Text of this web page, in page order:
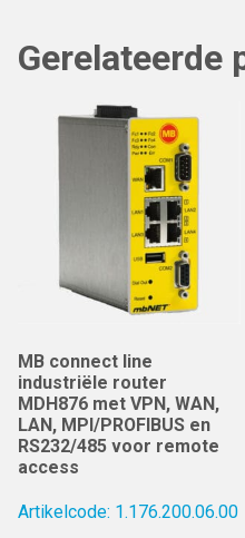
Gerelateerde
MB connect line
industriële router
MDH876 met VPN, WAN,
LAN, MPI/PROFIBUS en
RS232/485 voor remote
access
Artikelcode: 1.176.200.06.00